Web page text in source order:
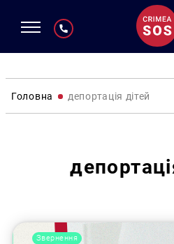
Головна депортація дітей
Звернення